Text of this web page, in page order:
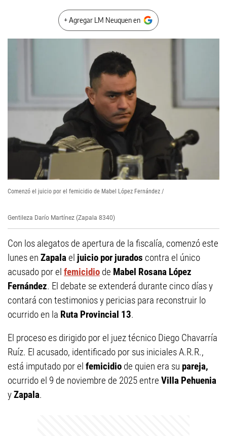
+ Agregar LM Neuquen en
Comenzó el juicio por el femicidio de Mabel López Fernández /
Gentileza Darío Martínez (Zapala 8340)
Con los alegatos de apertura de la fiscalía, comenzó este
lunes en Zapalael juicio por jurados contra el único
acusado por el femicidio de Mabel Rosana López
Fernández. El debate se extenderá durante cinco días y
contará con testimonios y pericias para reconstruir lo
ocurrido en la Ruta Provincial 13.
El proceso es dirigido por el juez técnico Diego Chavarría
Ruíz. El acusado, identificado por sus iniciales A.R.R.,
está imputado por el femicidio de quien era su pareja,
ocurrido el 9 de noviembre de 2025 entre Villa Pehuenia
yZapala.